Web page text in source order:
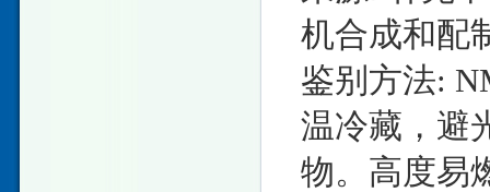
机合成和配
鉴别方法:
温冷藏，避
物。高度易